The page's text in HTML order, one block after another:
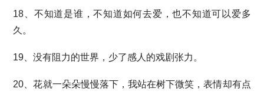
18、不知道是谁，不知道如何去爱，也不知道可以爱多
久。
19、没有阻力的世界，少了感人的戏剧张力。
20、花就一朵朵慢慢落下，我站在树下微笑，表情却有点